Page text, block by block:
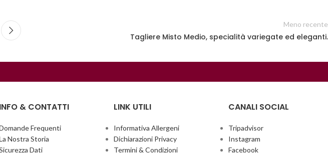
Meno recente
Tagliere Misto Medio, specialità variegate ed eleganti.
INFO & CONTATTI
Frequenti
Nostra Storia
Dati
LINK UTILI
Informativa Allergeni
Dichiarazioni Privacy
Termini & Condizioni
CANALI SOCIAL
Tripadvisor
Instagram
Facebook